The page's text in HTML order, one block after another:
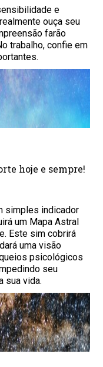
e
ouça seu
farão
trabalho, confie em
hoje e sempre!
simples indicador
um Mapa Astral
Este sim cobrirá
uma visão
psicológicos
seu
sua vida.